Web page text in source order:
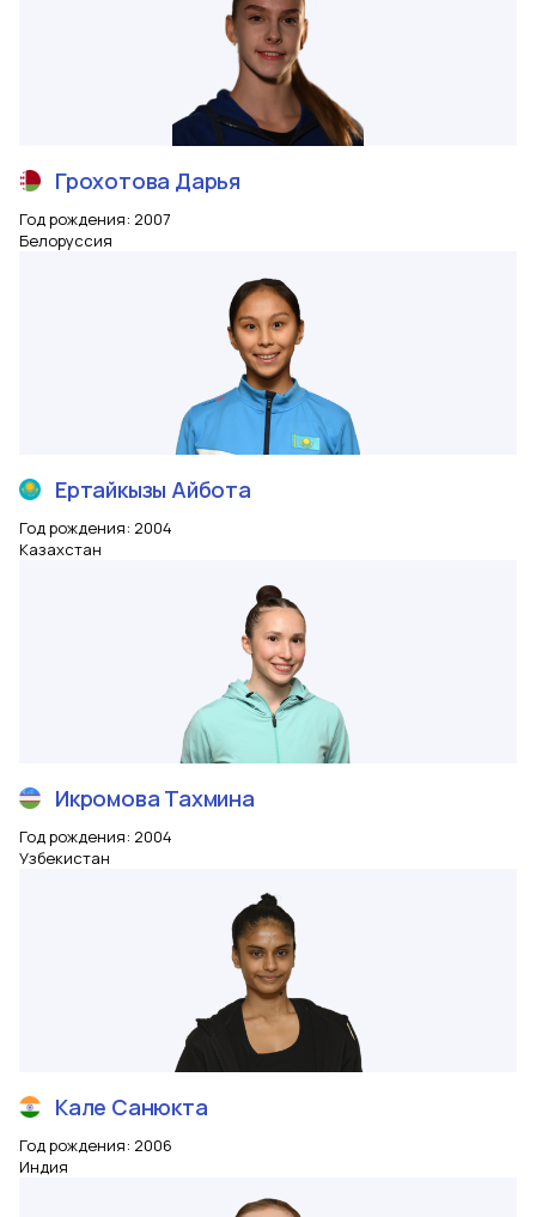
Грохотова Дарья
Год рождения: 2007
Белоруссия
Ертайкызы Айбота
Год рождения: 2004
Казахстан
Икромова Тахмина
Год рождения: 2004
Узбекистан
Кале Санюкта
Год рождения: 2006
Индия